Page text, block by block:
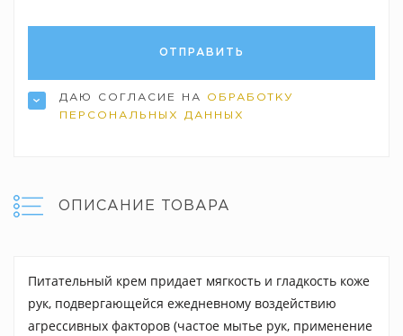
ДАЮ СОГЛАСИЕ НА ОБРАБОТКУ
ПЕРСОНАЛЬНЫХ ДАННЫХ
ОПИСАНИЕ ТОВАРА
Питательный крем придает мягкость и гладкость коже
рук, подвергающейся ежедневному воздействию
агрессивных факторов (частое мытье рук, применение